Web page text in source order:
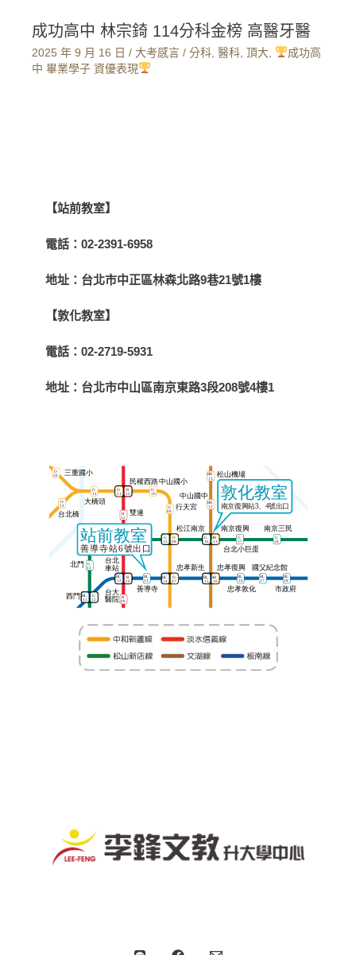
成功高中 林宗錡 114分科金榜 高醫牙醫
2025 年 9 月 16 日 / 大考感言 / 分科 醫科 頂大
成功高
中 畢業學子 資優表現
【站前教室】
電話：02-2391-6958
地址： 台北市中正區林森北路9巷21號1樓
【敦化教室】
電話：02-2719-5931
地址： 台北市中山區南京東路3段208號4樓1